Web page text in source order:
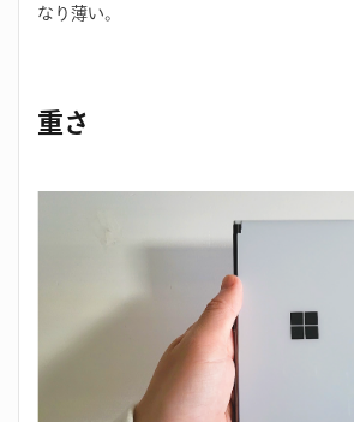
なり薄い。
重さ